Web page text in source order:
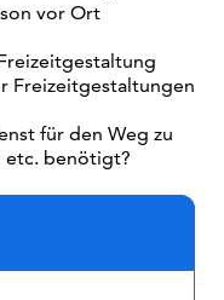
vor Ort
Freizeitgestaltungen
für den Weg zu
etc. benötigt?